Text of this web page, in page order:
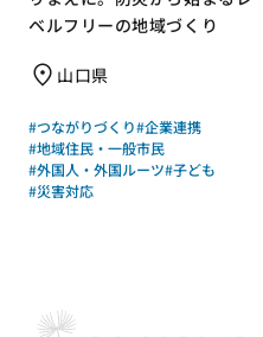
ベルフリーの地域づくり
山口県
#つながりづくり#企業連携
#地域住民・一般市民
#外国人・外国ルーツ#子ども
#災害対応